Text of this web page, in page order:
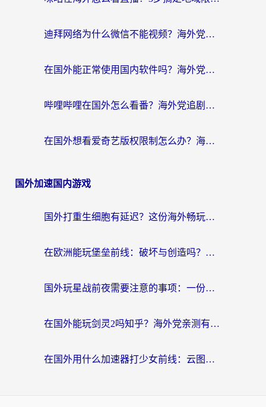
迪拜网络为什么微信不能视频？海外党必看的回国加速全攻略
在国外能正常使用国内软件吗？海外党亲测有效的无缝访问指南
哔哩哔哩在国外怎么看番？海外党追剧看片的终极解决方案
在国外想看爱奇艺版权限制怎么办？海外华人必看的追剧自由指南
国外加速国内游戏
国外打重生细胞有延迟？这份海外畅玩国服游戏加速器终极指南请收好
在欧洲能玩堡垒前线：破坏与创造吗？海外党国服游戏不卡顿的秘密
国外玩星战前夜需要注意的事项：一份来自老玩家的网络生存指南
在国外能玩剑灵2吗知乎？海外党亲测有效的国服游戏加速指南
在国外用什么加速器打少女前线：云图计划不卡？一个老玩家的掏心分享